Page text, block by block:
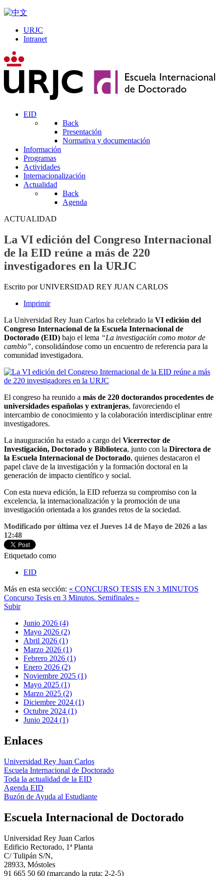
URJC
Intranet
EID
Back
Presentación
Normativa y documentación
Información
Programas
Actividades
Internacionalización
Actualidad
Back
Agenda
ACTUALIDAD
La VI edición del Congreso Internacional
de la EID reúne a más de 220
investigadores en la URJC
Escrito por UNIVERSIDAD REY JUAN CARLOS
Imprimir
La Universidad Rey Juan Carlos ha celebrado la VI edición del
Congreso Internacional de la Escuela Internacional de
Doctorado (EID) bajo el lema “La investigación como motor de
cambio”, consolidándose como un encuentro de referencia para la
comunidad investigadora.
El congreso ha reunido a más de 220 doctorandos procedentes de
universidades españolas y extranjeras, favoreciendo el
intercambio de conocimiento y la colaboración interdisciplinar entre
investigadores.
La inauguración ha estado a cargo del Vicerrector de
Investigación, Doctorado y Biblioteca, junto con la Directora de
la Escuela Internacional de Doctorado, quienes destacaron el
papel clave de la investigación y la formación doctoral en la
generación de impacto científico y social.
Con esta nueva edición, la EID refuerza su compromiso con la
excelencia, la internacionalización y la promoción de una
investigación orientada a los grandes retos de la sociedad.
Modificado por última vez el Jueves 14 de Mayo de 2026 a las
12:48
Etiquetado como
EID
Más en esta sección: « CONCURSO TESIS EN 3 MINUTOS
Concurso Tesis en 3 Minutos. Semifinales »
Subir
Junio 2026 (4)
Mayo 2026 (2)
Abril 2026 (1)
Marzo 2026 (1)
Febrero 2026 (1)
Enero 2026 (2)
Noviembre 2025 (1)
Mayo 2025 (1)
Marzo 2025 (2)
Diciembre 2024 (1)
Octubre 2024 (1)
Junio 2024 (1)
Enlaces
Universidad Rey Juan Carlos
Escuela Internacional de Doctorado
Toda la actualidad de la EID
Agenda EID
Buzón de Ayuda al Estudiante
Escuela Internacional de Doctorado
Universidad Rey Juan Carlos
Edificio Rectorado, 1ª Planta
C/ Tulipán S/N,
28933, Móstoles
91 665 50 60 (marcando la ruta: 2-2-5)